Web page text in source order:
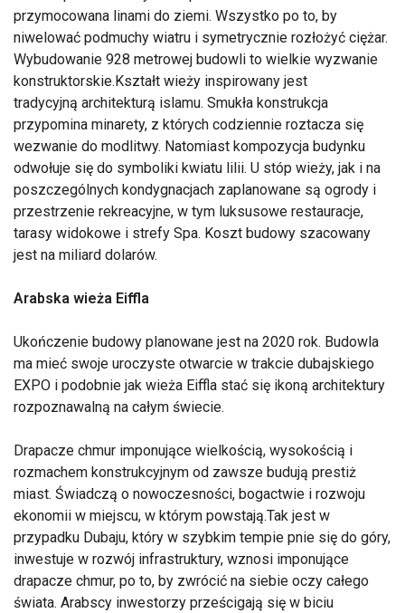
przymocowana linami do ziemi. Wszystko po to, by
niwelować podmuchy wiatru i symetrycznie rozłożyć ciężar.
Wybudowanie 928 metrowej budowli to wielkie wyzwanie
konstruktorskie.Kształt wieży inspirowany jest
tradycyjną architekturą islamu. Smukła konstrukcja
przypomina minarety, z których codziennie roztacza się
wezwanie do modlitwy. Natomiast kompozycja budynku
odwołuje się do symboliki kwiatu lilii. U stóp wieży, jak i na
poszczególnych kondygnacjach zaplanowane są ogrody i
przestrzenie rekreacyjne, w tym luksusowe restauracje,
tarasy widokowe i strefy Spa. Koszt budowy szacowany
jest na miliard dolarów.
Arabska wieża Eiffla
Ukończenie budowy planowane jest na 2020 rok. Budowla
ma mieć swoje uroczyste otwarcie w trakcie dubajskiego
EXPO i podobnie jak wieża Eiffla stać się ikoną architektury
rozpoznawalną na całym świecie.
Drapacze chmur imponujące wielkością, wysokością i
rozmachem konstrukcyjnym od zawsze budują prestiż
miast. Świadczą o nowoczesności, bogactwie i rozwoju
ekonomii w miejscu, w którym powstają.Tak jest w
przypadku Dubaju, który w szybkim tempie pnie się do góry,
inwestuje w rozwój infrastruktury, wznosi imponujące
drapacze chmur, po to, by zwrócić na siebie oczy całego
świata. Arabscy inwestorzy prześcigają się w biciu